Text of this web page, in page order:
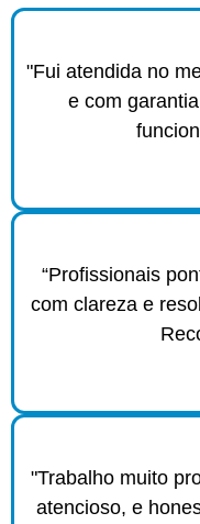
"Fui atendida no
e com
“Profissionais
com clareza e
"Trabalho muito
atencioso, e